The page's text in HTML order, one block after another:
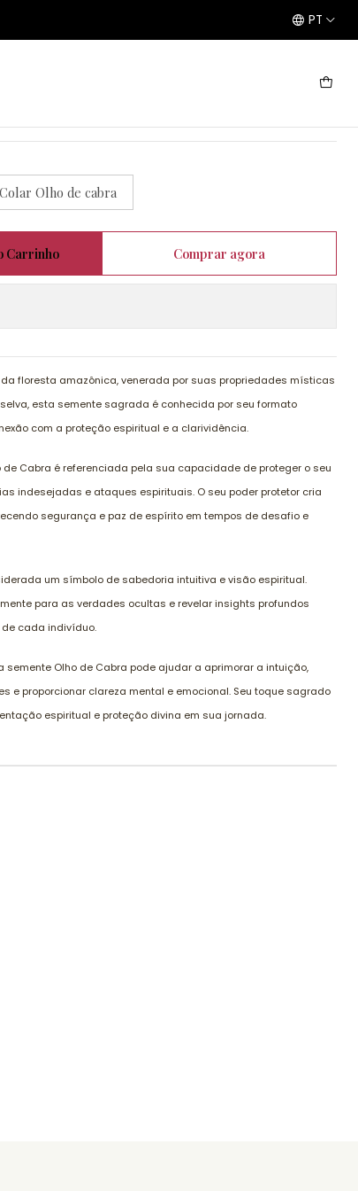
PT
Colar Olho de cabra
Carrinho Comprar agora
floresta amazônica, venerada por suas propriedades místicas
esta semente sagrada é conhecida por seu formato
com a proteção espiritual e a clarividência.
Cabra é referenciada pela sua capacidade de proteger o seu
indesejadas e ataques espirituais. O seu poder protetor cria
segurança e paz de espírito em tempos de desafio e
um símbolo de sabedoria intuitiva e visão espiritual.
para as verdades ocultas e revelar insights profundos
de cada indivíduo.
Olho de Cabra pode ajudar a aprimorar a intuição,
e proporcionar clareza mental e emocional. Seu toque sagrado
espiritual e proteção divina em sua jornada.